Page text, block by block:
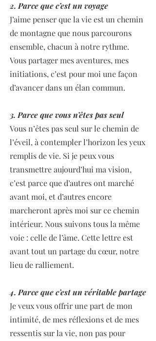
2. Parce que c’est un voyage
J’aime penser que la vie est un chemin
de montagne que nous parcourons
ensemble, chacun à notre rythme.
Vous partager mes aventures, mes
initiations, c’est pour moi une façon
d’avancer dans un élan commun.
3. Parce que vous n’êtes pas seul
Vous n’êtes pas seul sur le chemin de
l’éveil, à contempler l’horizon les yeux
remplis de vie. Si je peux vous
transmettre aujourd’hui ma vision,
c’est parce que d’autres ont marché
avant moi, et d’autres encore
marcheront après moi sur ce chemin
intérieur. Nous suivons tous la même
voie : celle de l’âme. Cette lettre est
avant tout un partage du cœur, notre
lieu de ralliement.
4. Parce que c’est un véritable partage
Je veux vous offrir une part de mon
intimité, de mes réflexions et de mes
ressentis sur la vie, non pas pour